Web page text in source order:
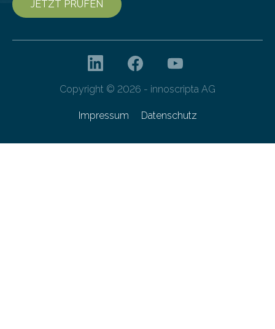
JETZT PRÜFEN
Copyright © 2026 - innoscripta AG
Impressum Datenschutz